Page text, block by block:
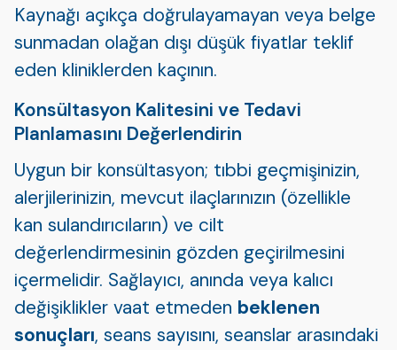
Kaynağı açıkça doğrulayamayan veya belge
sunmadan olağan dışı düşük fiyatlar teklif
eden kliniklerden kaçının.
Konsültasyon Kalitesini ve Tedavi
Planlamasını Değerlendirin
Uygun bir konsültasyon; tıbbi geçmişinizin,
alerjilerinizin, mevcut ilaçlarınızın (özellikle
kan sulandırıcıların) ve cilt
değerlendirmesinin gözden geçirilmesini
içermelidir. Sağlayıcı, anında veya kalıcı
değişiklikler vaat etmeden beklenen
sonuçları, seans sayısını, seanslar arasındaki